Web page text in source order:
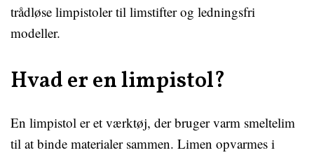
trådløse limpistoler til limstifter og ledningsfri
modeller.
Hvad er en limpistol?
En limpistol er et værktøj, der bruger varm smeltelim
til at binde materialer sammen. Limen opvarmes i